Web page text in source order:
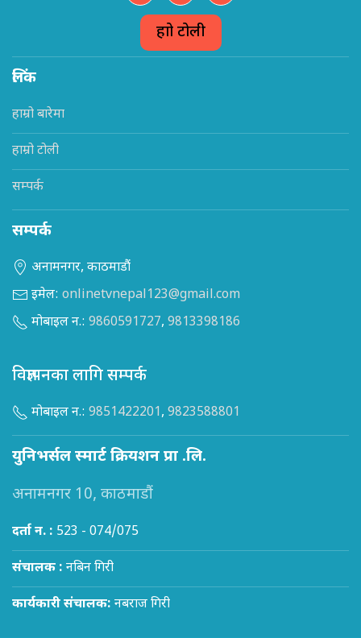
हाम्रो टोली
लिंक
हाम्रो बारेमा
हाम्रो टोली
सम्पर्क
सम्पर्क
अनामनगर, काठमाडौं
इमेल: onlinetvnepal123@gmail.com
मोबाइल न.: 9860591727, 9813398186
विज्ञापनका लागि सम्पर्क
मोबाइल न.: 9851422201, 9823588801
युनिभर्सल स्मार्ट क्रियशन प्रा .लि.
अनामनगर 10, काठमाडौं
दर्ता न. : 523 - 074/075
संचालक : नबिन गिरी
कार्यकारी संचालक: नबराज गिरी